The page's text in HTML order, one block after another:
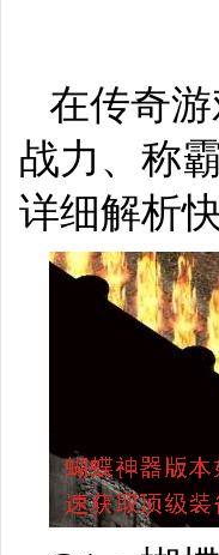
在传奇
战力、称
详细解析